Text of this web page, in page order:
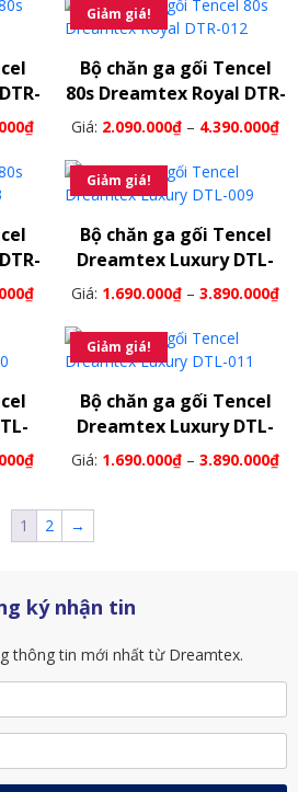
₫
Giảm giá!
Bộ chăn ga gối Tencel
80s Dreamtex Royal DTR-
012
Giá: 2.090.000₫ – 4.390.000₫
₫
Giảm giá!
Bộ chăn ga gối Tencel
Dreamtex Luxury DTL-
009
Giá: 1.690.000₫ – 3.890.000₫
₫
Giảm giá!
Bộ chăn ga gối Tencel
Dreamtex Luxury DTL-
011
Giá: 1.690.000₫ – 3.890.000₫
1 2 →
ký nhận tin
thông tin mới nhất từ Dreamtex.